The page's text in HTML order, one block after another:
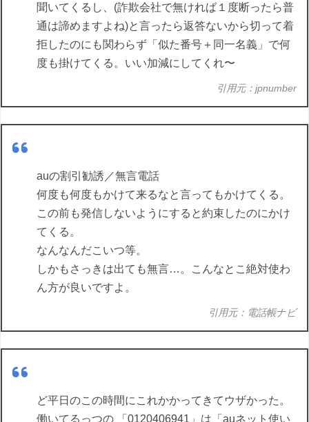
聞いてくるし、(詐欺会社で無ければ１度断ったら普
通は諦めますよね)と言ったら返答ないから切って着
拒したのにも関わらず「似た番号＋同一名義」で何
度も掛けてくる。いい加減にしてくれ〜
引用元：jpnumber
auの割引勧誘／無言電話
何度も何度もかけて来るなと言ってもかけてくる。
この前も発信しないようにすると約束したのにかけ
てくる。
なんなんだこいつ等。
しかもさっきは出ても無言…。こんなとこ絶対使わ
ん方が良いですよ。
引用元：電話帳ナビ
ど平日のこの時間にこれかかってきてウザかった。
働いてるっつの 「0120406941」は「auネット使い